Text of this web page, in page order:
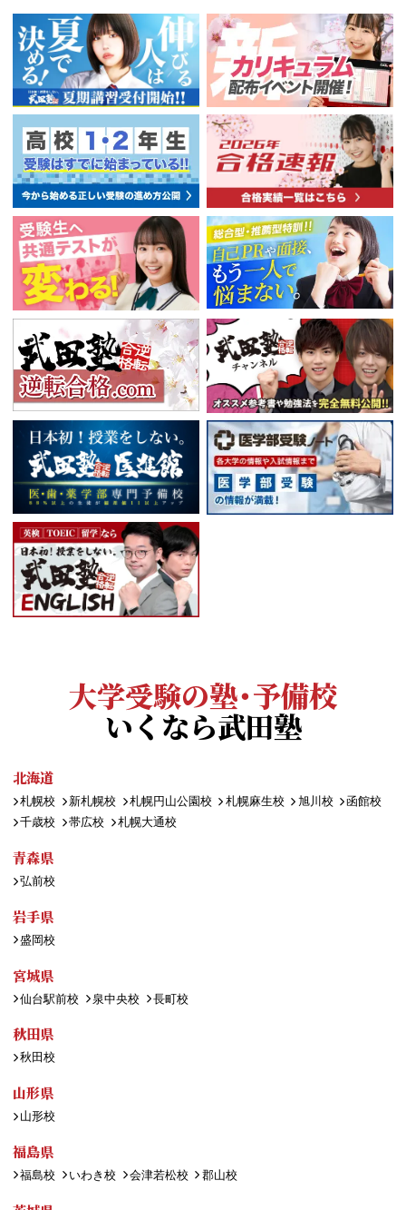
大学受験の塾・予備校
いくなら武田塾
北海道
札幌校 新札幌校 札幌円山公園校 札幌麻生校 旭川校
函館校
千歳校
帯広校 札幌大通校
青森県
弘前校
岩手県
盛岡校
宮城県
仙台駅前校 泉中央校 長町校
秋田県
秋田校
山形県
山形校
福島県
福島校 いわき校 会津若松校 郡山校